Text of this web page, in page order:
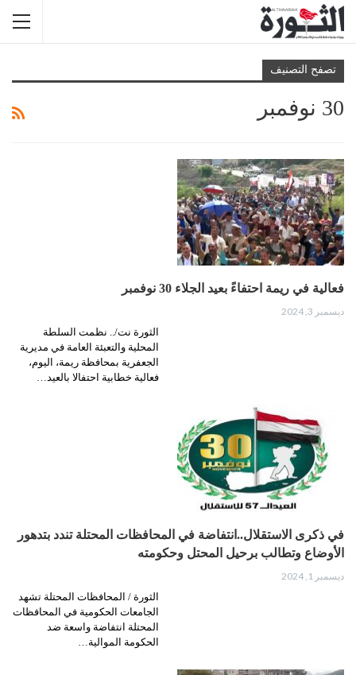
تصفح التصنيف
30 نوفمبر
فعالية في ريمة احتفاءً بعيد الجلاء 30 نوفمبر
ديسمبر 3, 2024
الثورة نت/.. نظمت السلطة
المحلية والتعبئة العامة في مديرية
الجعفرية بمحافظة ريمة، اليوم،
فعالية خطابية احتفالا بالعيد…
في ذكرى الاستقلال..انتفاضة في المحافظات المحتلة تندد بتدهور
الأوضاع وتطالب برحيل المحتل وحكومته
ديسمبر 1, 2024
الثورة / المحافظات المحتلة تشهد
الجامعات الحكومية في المحافظات
المحتلة انتفاضة واسعة ضد
الحكومة الموالية…